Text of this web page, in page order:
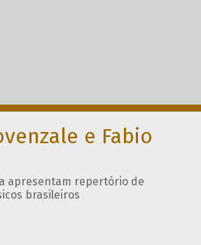
e Fabio
apresentam repertório de
brasileiros